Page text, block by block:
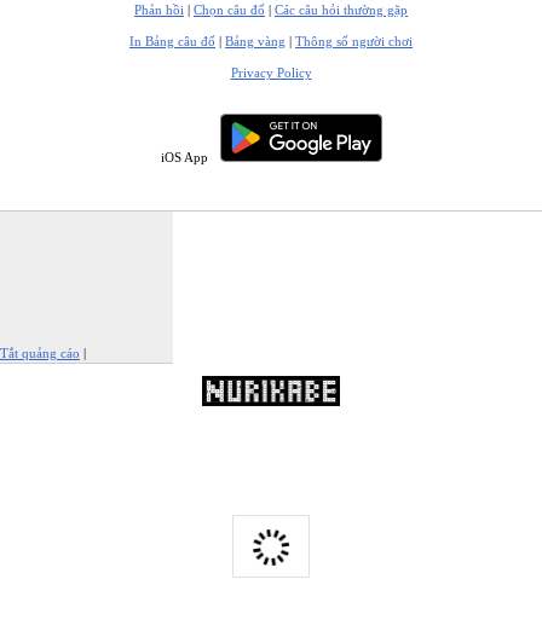
Phản hồi | Chọn câu đố | Các câu hỏi thường gặp
In Bảng câu đố | Bảng vàng | Thông số người chơi
Privacy Policy
iOS App
Tắt quảng cáo |